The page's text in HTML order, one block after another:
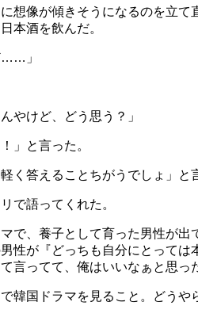
想像が傾きそうになるのを立て
本酒を飲んだ。
……」
やけど、どう思う？」
」と言った。
く答えることちがうでしょ」と
で語ってくれた。
で、養子として育った男性が出
性が『どっちも自分にとっては
言ってて、俺はいいなぁと思っ
韓国ドラマを見ること。どうや